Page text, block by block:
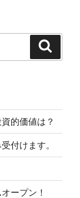
的価値は？
付けます。
ープン！